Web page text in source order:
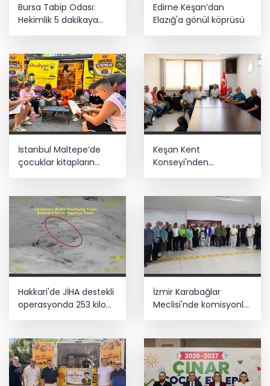
Bursa Tabip Odası:
Hekimlik 5 dakikaya
Edirne Keşan’dan
Elazığ'a gönül köprüsü
İstanbul Maltepe’de
çocuklar kitapların
renkli dünyasında
Keşan Kent
Konseyi'nden
muhtarlara nezaket
Hakkari'de JİHA destekli
operasyonda 253 kilo
esrar ele geçirildi
İzmir Karabağlar
Meclisi'nde komisyonlar
yeniden şekillendi